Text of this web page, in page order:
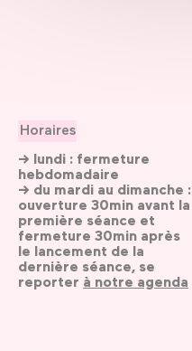
Horaires
→ lundi : fermeture
hebdomadaire
→ du mardi au dimanche :
ouverture 30min avant la
première séance et
fermeture 30min après
le lancement de la
dernière séance, se
reporter à notre agenda